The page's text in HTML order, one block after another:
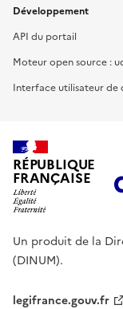
Développement
API du portail
Moteur open source :
Interface utilisateur de
RÉPUBLIQUE
FRANÇAISE
Un produit de la
(DINUM).
legifrance.gouv.fr